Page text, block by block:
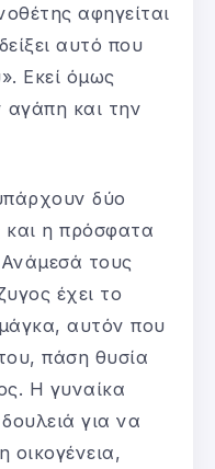
αφηγείται
αυτό που
Εκεί όμως
αγάπη και την
δύο
και η πρόσφατα
τους
έχει το
αυτόν που
πάση θυσία
Η γυναίκα
για να
οικογένεια,